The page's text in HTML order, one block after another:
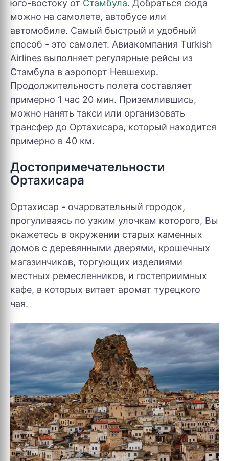
юго-востоку от Стамбула. Добраться сюда
можно на самолете, автобусе или
автомобиле. Самый быстрый и удобный
способ - это самолет. Авиакомпания Turkish
Airlines выполняет регулярные рейсы из
Стамбула в аэропорт Невшехир.
Продолжительность полета составляет
примерно 1 час 20 мин. Приземлившись,
можно нанять такси или организовать
трансфер до Ортахисара, который находится
примерно в 40 км.
Достопримечательности
Ортахисара
Ортахисар - очаровательный городок,
прогуливаясь по узким улочкам которого, Вы
окажетесь в окружении старых каменных
домов с деревянными дверями, крошечных
магазинчиков, торгующих изделиями
местных ремесленников, и гостеприимных
кафе, в которых витает аромат турецкого
чая.